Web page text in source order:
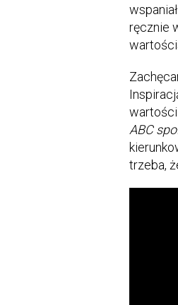
ręcznie
wartości
ABC
trzeba,